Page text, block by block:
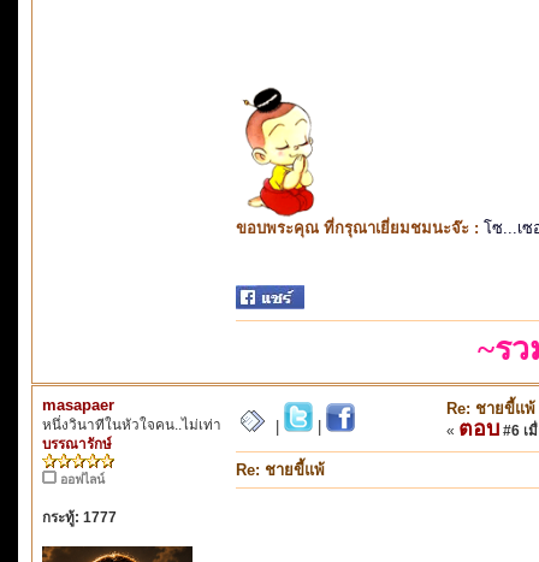
ขอบพระคุณ ที่กรุณาเยี่ยมชมนะจ๊ะ : โซ...เซ
~ร
masapaer
หนึ่งวินาทีในหัวใจคน..ไม่เท่า
บรรณารักษ์
ออฟไลน์
กระทู้: 1777
Re: ชายขี้แพ้
« ตอบ #6 เ
Re: ชายขี้แพ้